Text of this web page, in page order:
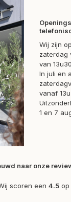
Wij zijn
zaterdag
van
In juli en
vanaf
1 en 7
naar onze
scoren een 4.5 op